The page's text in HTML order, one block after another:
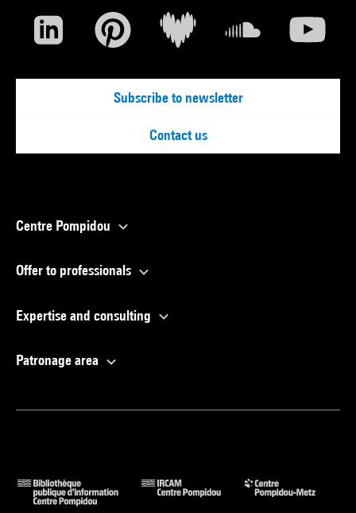
Subscribe to newsletter
Contact us
Centre Pompidou
Offer to professionals
Expertise and consulting
Patronage area